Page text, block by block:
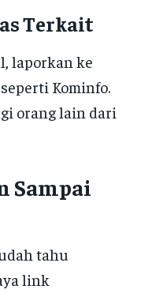
Terkait
laporkan ke
Kominfo.
orang lain dari
Sampai
tahu
link